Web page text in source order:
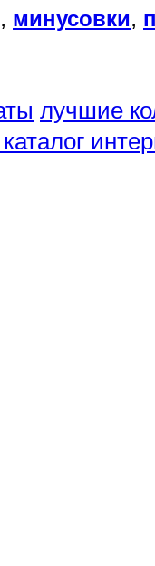
, минусовки,
лучшие